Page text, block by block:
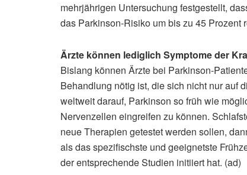
mehrjährigen Untersuchung festgestellt,
das Parkinson-Risiko um bis zu 45 Prozent
Ärzte können lediglich Symptome der
Bislang können Ärzte bei Parkinson-
Behandlung nötig ist, die sich nicht nur auf
weltweit darauf, Parkinson so früh wie
Nervenzellen eingreifen zu können.
neue Therapien getestet werden sollen,
als das spezifischste und geeignetste
der entsprechende Studien initiiert hat. (ad)